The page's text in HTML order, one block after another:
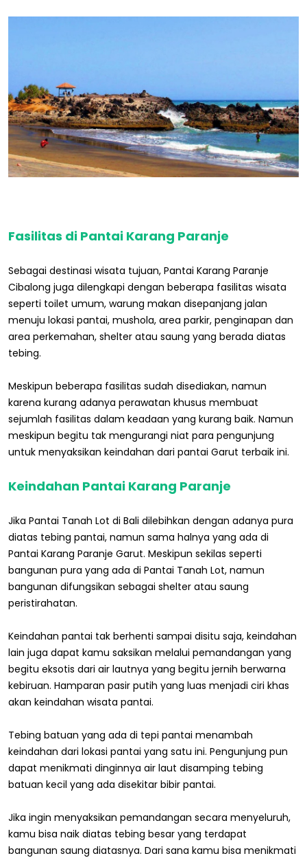
Fasilitas di Pantai Karang Paranje
Sebagai destinasi wisata tujuan, Pantai Karang Paranje
Cibalong juga dilengkapi dengan beberapa fasilitas wisata
seperti toilet umum, warung makan disepanjang jalan
menuju lokasi pantai, mushola, area parkir, penginapan dan
area perkemahan, shelter atau saung yang berada diatas
tebing.
Meskipun beberapa fasilitas sudah disediakan, namun
karena kurang adanya perawatan khusus membuat
sejumlah fasilitas dalam keadaan yang kurang baik. Namun
meskipun begitu tak mengurangi niat para pengunjung
untuk menyaksikan keindahan dari pantai Garut terbaik ini.
Keindahan Pantai Karang Paranje
Jika Pantai Tanah Lot di Bali dilebihkan dengan adanya pura
diatas tebing pantai, namun sama halnya yang ada di
Pantai Karang Paranje Garut. Meskipun sekilas seperti
bangunan pura yang ada di Pantai Tanah Lot, namun
bangunan difungsikan sebagai shelter atau saung
peristirahatan.
Keindahan pantai tak berhenti sampai disitu saja, keindahan
lain juga dapat kamu saksikan melalui pemandangan yang
begitu eksotis dari air lautnya yang begitu jernih berwarna
kebiruan. Hamparan pasir putih yang luas menjadi ciri khas
akan keindahan wisata pantai.
Tebing batuan yang ada di tepi pantai menambah
keindahan dari lokasi pantai yang satu ini. Pengunjung pun
dapat menikmati dinginnya air laut disamping tebing
batuan kecil yang ada disekitar bibir pantai.
Jika ingin menyaksikan pemandangan secara menyeluruh,
kamu bisa naik diatas tebing besar yang terdapat
bangunan saung diatasnya. Dari sana kamu bisa menikmati